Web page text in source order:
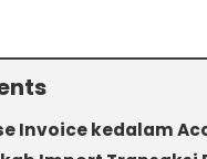
Invoice kedalam